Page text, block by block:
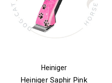
Heiniger
Heiniger Saphir Pink